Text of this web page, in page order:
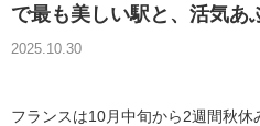
で最も美しい駅と、活気あ
2025.10.30
フランスは10月中旬から2週間秋休